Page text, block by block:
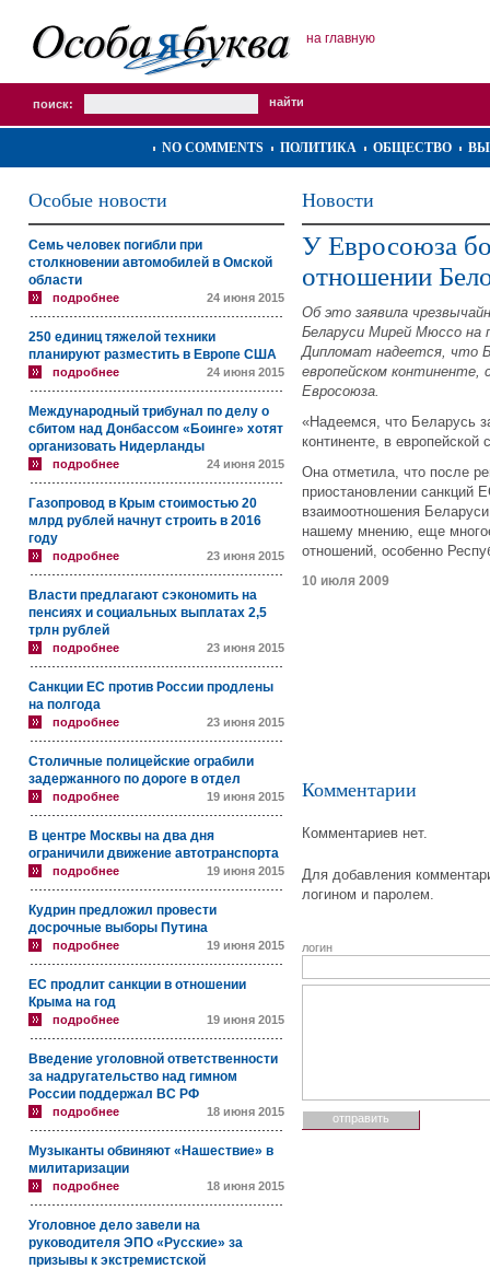
на главную
поиск:
NO COMMENTS ПОЛИТИКА ОБЩЕСТВО
Особые новости
Семь человек погибли при
столкновении автомобилей в Омской
области
подробнее 24 июня 2015
250 единиц тяжелой техники
планируют разместить в Европе США
подробнее 24 июня 2015
Международный трибунал по делу о
сбитом над Донбассом «Боинге» хотят
организовать Нидерланды
подробнее 24 июня 2015
Газопровод в Крым стоимостью 20
млрд рублей начнут строить в 2016
году
подробнее 23 июня 2015
Власти предлагают сэкономить на
пенсиях и социальных выплатах 2,5
трлн рублей
подробнее 23 июня 2015
Санкции ЕС против России продлены
на полгода
подробнее 23 июня 2015
Столичные полицейские ограбили
задержанного по дороге в отдел
подробнее 19 июня 2015
В центре Москвы на два дня
ограничили движение автотранспорта
подробнее 19 июня 2015
Кудрин предложил провести
досрочные выборы Путина
подробнее 19 июня 2015
ЕС продлит санкции в отношении
Крыма на год
подробнее 19 июня 2015
Введение уголовной ответственности
за надругательство над гимном
России поддержал ВС РФ
подробнее 18 июня 2015
Музыканты обвиняют «Нашествие» в
милитаризации
подробнее 18 июня 2015
Уголовное дело завели на
руководителя ЭПО «Русские» за
призывы к экстремистской
Новости
У Евросоюза
отношении
Об это заявила
Беларуси Мирей Мюссо на
Дипломат надеется, что
европейском
Евросоюза.
«Надеемся, что Беларусь
континенте, в
Она отметила, что после
приостановлении санкций
взаимоотношения
нашему мнению, еще
отношений, особенно
10 июля 2009
Комментарии
Комментариев нет.
Для добавления
логином и паролем.
логин